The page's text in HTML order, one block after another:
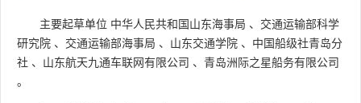
主要起草单位 中华人民共和国山东海事局 、 交通运输部科学
研究院 、 交通运输部海事局 、 山东交通学院 、 中国船级社青岛分
社 、 山东航天九通车联网有限公司 、 青岛洲际之星船务有限公司
。